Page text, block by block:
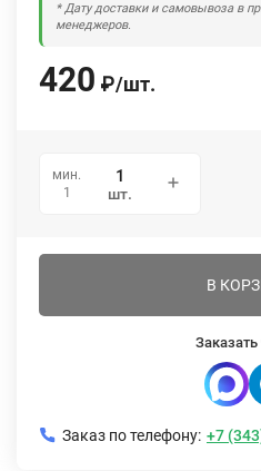
* Дату доставки и самовывоза в
менеджеров.
420 ₽/шт.
мин.
1
шт.
В
Заказать
Заказ по телефону: +7